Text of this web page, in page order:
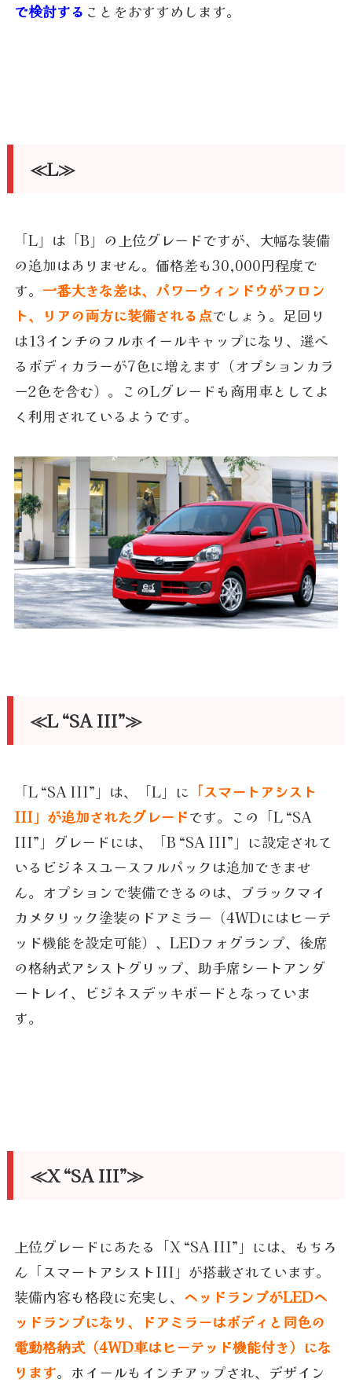
で検討する ことをおすすめします。
≪L≫
「L」は「B」の上位グレードですが、大幅な装備
の追加はありません。価格差も30,000円程度で
す。 一番大きな差は、パワーウィンドウがフロン
ト、リアの両方に装備される点でしょう。足回り
は13インチのフルホイールキャップになり、選べ
るボディカラーが7色に増えます（オプションカラ
ー2色を含む）。このLグレードも商用車としてよ
く利用されているようです。
≪L “SA III”≫
「L “SA III”」は、「L」に 「スマートアシスト
III」が追加されたグレードです。この「L “SA
III”」グレードには、「B “SA III”」に設定されて
いるビジネスユースフルパックは追加できませ
ん。オプションで装備できるのは、ブラックマイ
カメタリック塗装のドアミラー（4WDにはヒーテ
ッド機能を設定可能）、LEDフォグランプ、後席
の格納式アシストグリップ、助手席シートアンダ
ートレイ、ビジネスデッキボードとなっていま
す。
≪X “SA III”≫
上位グレードにあたる「X “SA III”」には、もちろ
ん「スマートアシストIII」が搭載されています。
装備内容も格段に充実し、 ヘッドランプがLEDヘ
ッドランプになり、ドアミラーはボディと同色の
電動格納式（4WD車はヒーテッド機能付き）にな
ります。ホイールもインチアップされ、デザイン